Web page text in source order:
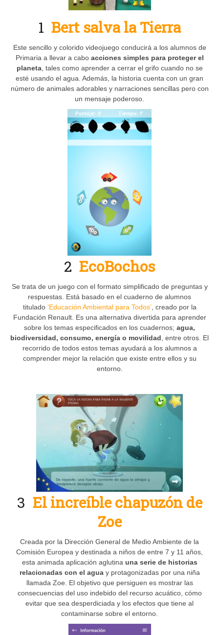
1 Bert salva la Tierra
Este sencillo y colorido videojuego conducirá a los alumnos de
Primaria a llevar a cabo acciones simples para proteger el
planeta, tales como aprender a cerrar el grifo cuando no se
esté usando el agua. Además, la historia cuenta con un gran
número de animales adorables y narraciones sencillas pero con
un mensaje poderoso.
2 EcoBochos
Se trata de un juego con el formato simplificado de preguntas y
respuestas. Está basado en el cuaderno de alumnos
titulado ‘Educación Ambiental para Todos’, creado por la
Fundación Renault. Es una alternativa divertida para aprender
sobre los temas especificados en los cuadernos; agua,
biodiversidad, consumo, energía o movilidad , entre otros. El
recorrido de todos estos temas ayudará a los alumnos a
comprender mejor la relación que existe entre ellos y su
entorno.
3 El increíble chapuzón de
Zoe
Creada por la Dirección General de Medio Ambiente de la
Comisión Europea y destinada a niños de entre 7 y 11 años,
esta animada aplicación aglutina una serie de historias
relacionadas con el aguay protagonizadas por una niña
llamada Zoe. El objetivo que persiguen es mostrar las
consecuencias del uso indebido del recurso acuático, cómo
evitar que sea desperdiciada y los efectos que tiene al
contaminarse sobre el entorno.